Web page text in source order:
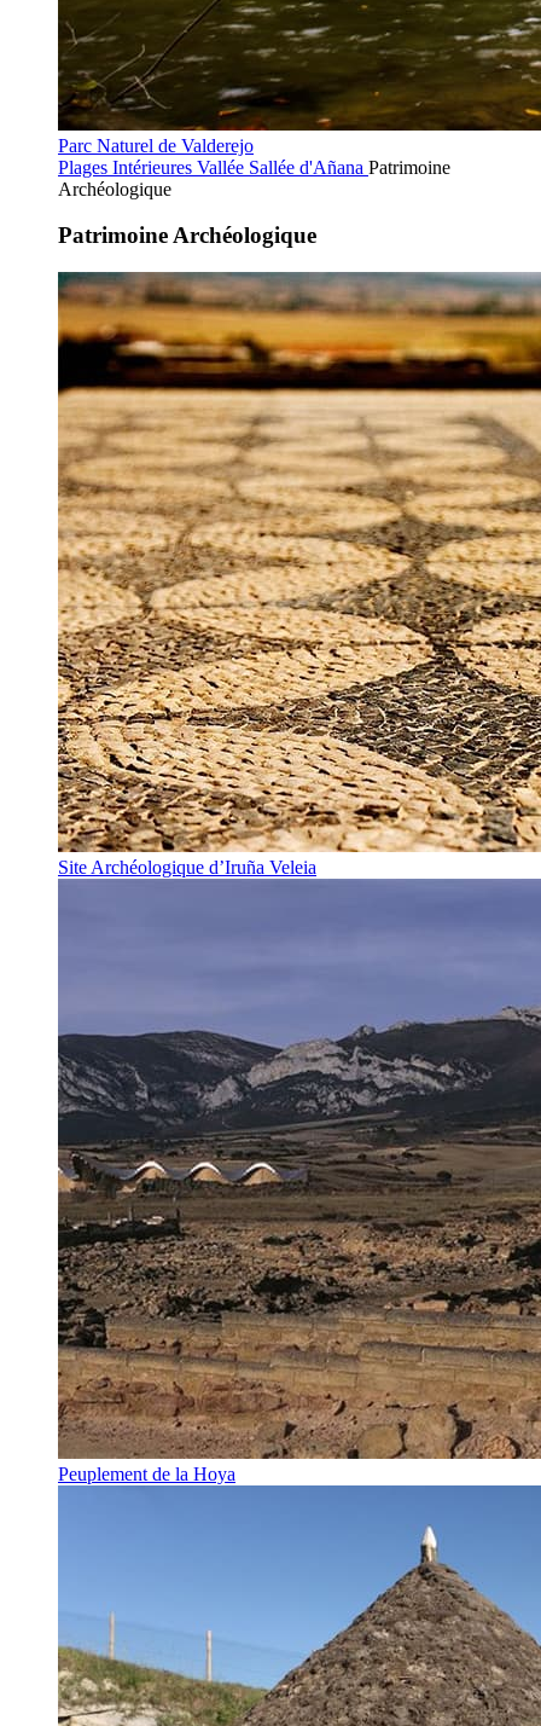
Parc Naturel de Valderejo
Plages Intérieures Vallée Sallée d'Añana Patrimoine
Archéologique
Patrimoine Archéologique
Site Archéologique d’Iruña Veleia
Peuplement de la Hoya